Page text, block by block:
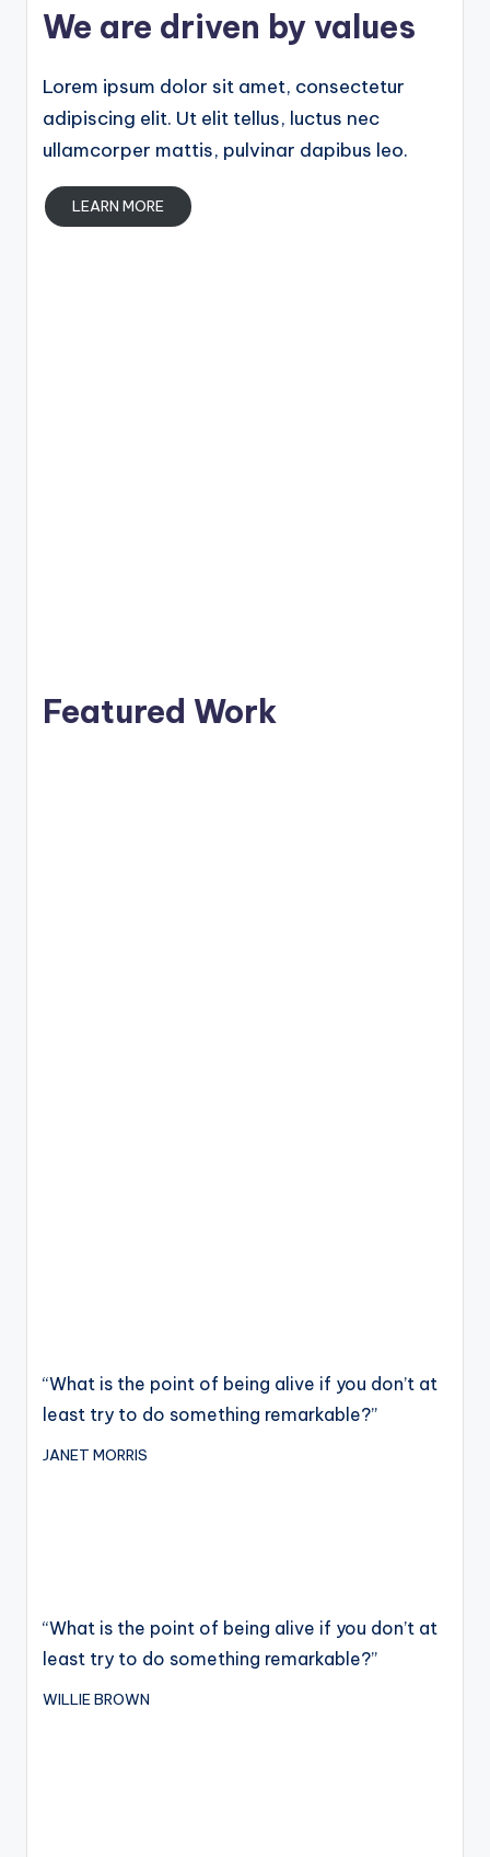
We are driven by values
Lorem ipsum dolor sit amet, consectetur
adipiscing elit. Ut elit tellus, luctus nec
ullamcorper mattis, pulvinar dapibus leo.
LEARN MORE
Featured Work
“What is the point of being alive if you don’t at
least try to do something remarkable?”
JANET MORRIS
“What is the point of being alive if you don’t at
least try to do something remarkable?”
WILLIE BROWN